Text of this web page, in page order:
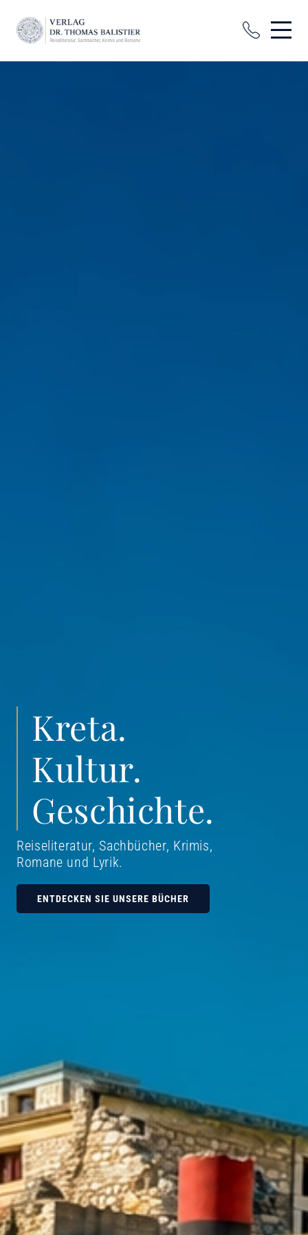
Kreta.
Kultur.
Geschichte.
Reiseliteratur, Sachbücher, Krimis,
Romane und Lyrik.
ENTDECKEN SIE UNSERE BÜCHER